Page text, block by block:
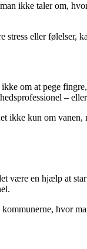
ikke taler om,
eller følelser,
om at pege
–
ikke kun om
en hjælp at
hvor